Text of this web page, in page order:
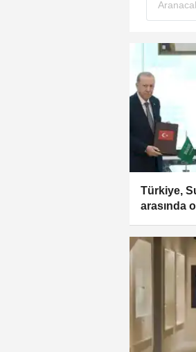
Türkiye,
arasında